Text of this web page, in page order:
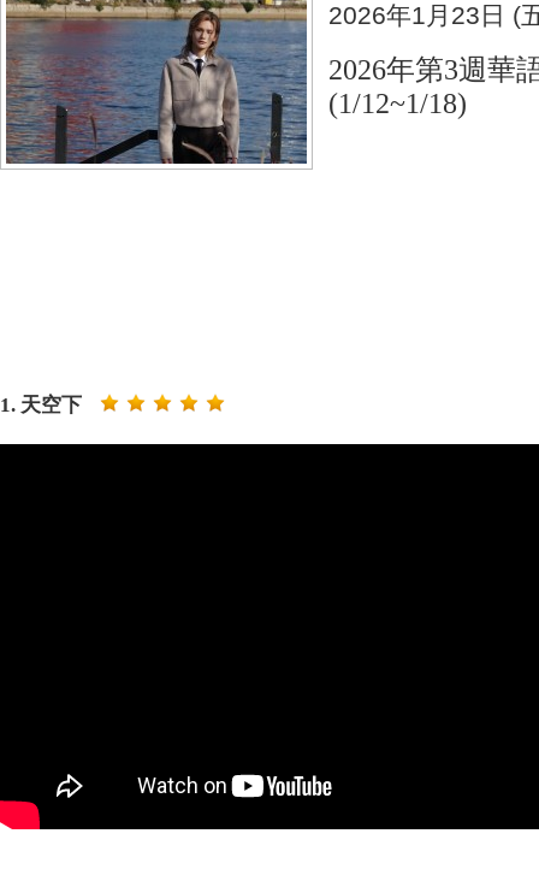
2026年1月23日 (
2026年第3週華
(1/12~1/18)
1. 天空下